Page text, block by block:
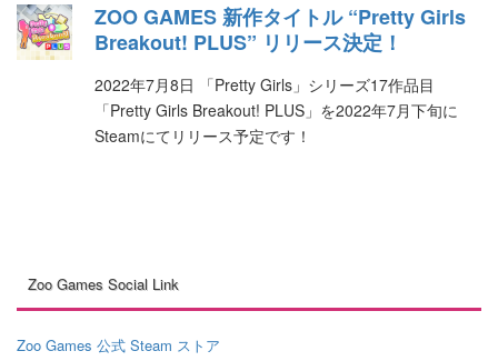
ZOO GAMES 新作タイトル “Pretty Girls
Breakout! PLUS” リリース決定！
2022年7月8日 「Pretty Girls」シリーズ17作品目
「Pretty Girls Breakout! PLUS」を2022年7月下旬に
Steamにてリリース予定です！
Zoo Games Social Link
Zoo Games 公式 Steam ストア